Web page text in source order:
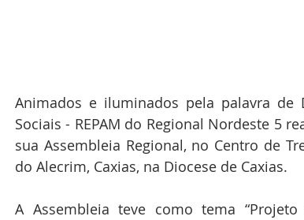
Animados e iluminados pela palavra
Sociais - REPAM do Regional Nordeste 5
sua Assembleia Regional, no Centro de
do Alecrim, Caxias, na Diocese de Caxias.
A Assembleia teve como tema